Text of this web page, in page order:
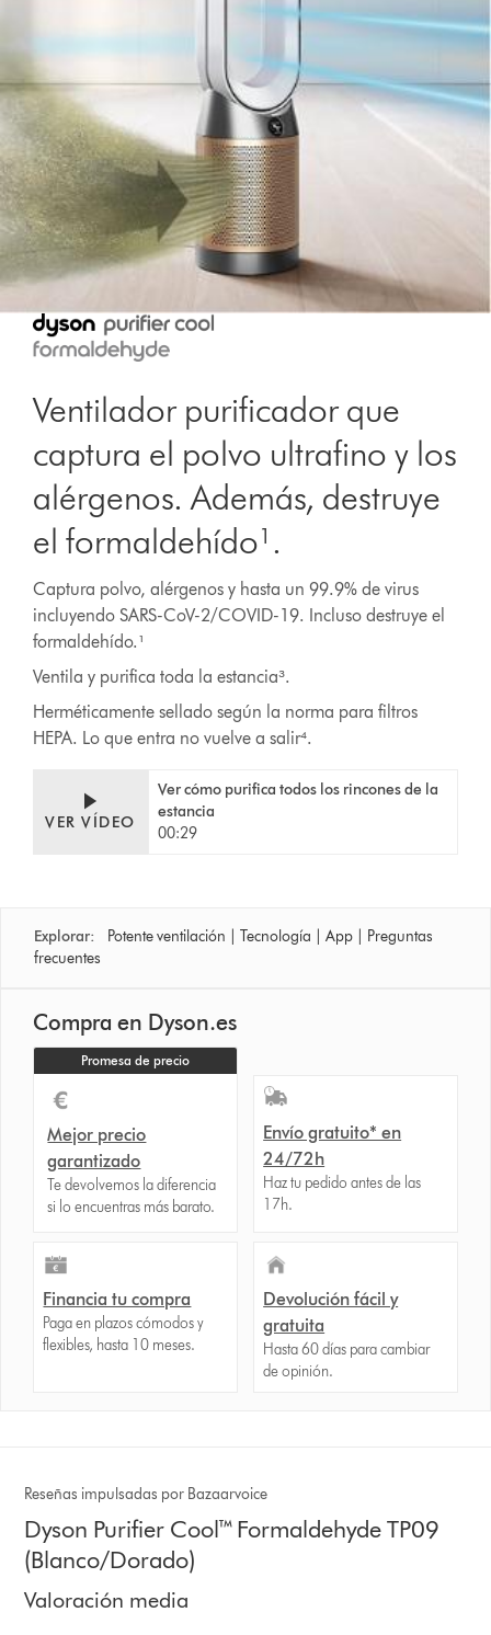
Ventilador purificador que
captura el polvo ultrafino y los
alérgenos. Además, destruye
el formaldehído¹.
Captura polvo, alérgenos y hasta un 99.9% de virus
incluyendo SARS-CoV-2/COVID-19. Incluso destruye el
formaldehído.¹
Ventila y purifica toda la estancia³.
Herméticamente sellado según la norma para filtros
HEPA. Lo que entra no vuelve a salir⁴.
VER VÍDEO
Ver cómo purifica todos los rincones de la
estancia
00:29
Explorar: Potente ventilación |Tecnología |App
Preguntas
frecuentes
Compra en Dyson.es
Promesa de precio
Mejor precio
garantizado
Te devolvemos la diferencia
si lo encuentras más barato.
Envío gratuito* en
24/72h
Haz tu pedido antes de las
17h.
Financia tu compra
Paga en plazos cómodos y
flexibles, hasta 10 meses.
Devolución fácil y
gratuita
Hasta 60 días para cambiar
de opinión.
Reseñas impulsadas por Bazaarvoice
Dyson Purifier Cool™ Formaldehyde TP09
(Blanco/Dorado)
Valoración media